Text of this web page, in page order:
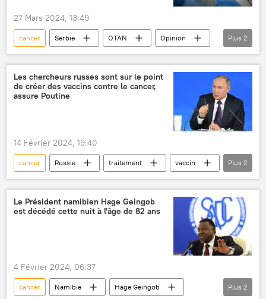
27 Mars 2024, 13:49
cancer Serbie OTAN
Opinion
uranium appauvri
santé publique
Plus 2
Les chercheurs russes sont sur le point
de créer des vaccins contre le cancer,
assure Poutine
14 Février 2024, 19:40
cancer Russie traitement
vaccin
médecine
prévention
Plus 2
Le Président namibien Hage Geingob
est décédé cette nuit à l'âge de 82 ans
4 Février 2024, 06:37
cancer Namibie
Hage Geingob
Plus 2